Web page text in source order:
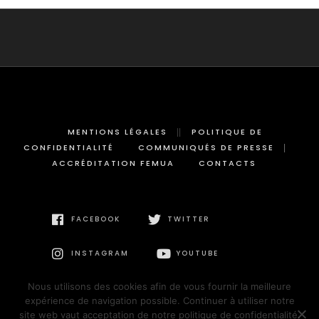
MENTIONS LÉGALES
POLITIQUE DE
CONFIDENTIALITÉ
COMMUNIQUÉS DE PRESSE
ACCRÉDITATION FEMUA
CONTACTS
FACEBOOK TWITTER
INSTAGRAM YOUTUBE
Nous utilisons des cookies afin de vous fournir la meilleure
expérience de navigation possible. Continuer à utiliser notre
site web vaut acceptation de notre politique de confidentialité.